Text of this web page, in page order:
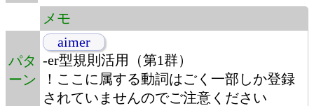
メモ
パタ
ーン
aimer
-er型規則活用（第1群）
！ここに属する動詞はごく一部しか登録
されていませんのでご注意ください